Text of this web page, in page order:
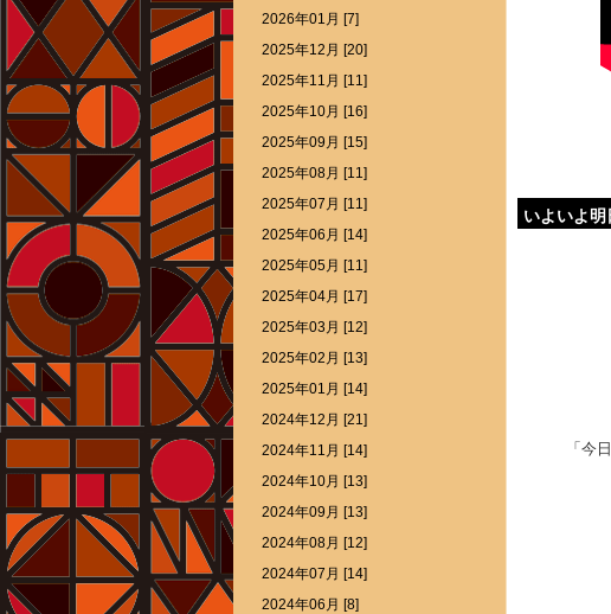
いよいよ明
「今
2026年01月 [7]
2025年12月 [20]
2025年11月 [11]
2025年10月 [16]
2025年09月 [15]
2025年08月 [11]
2025年07月 [11]
2025年06月 [14]
2025年05月 [11]
2025年04月 [17]
2025年03月 [12]
2025年02月 [13]
2025年01月 [14]
2024年12月 [21]
2024年11月 [14]
2024年10月 [13]
2024年09月 [13]
2024年08月 [12]
2024年07月 [14]
2024年06月 [8]